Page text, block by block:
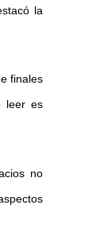
la
finales
leer es
no